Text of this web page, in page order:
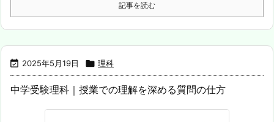
記事を読む
 2025年5月19日  理科
中学受験理科｜授業での理解を深める質問の仕方